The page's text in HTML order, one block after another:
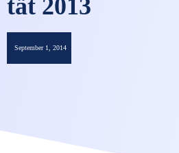
tät 2013
September 1, 2014